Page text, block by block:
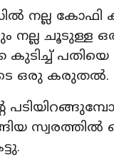
നല്ല കോഫി
നല്ല ചൂടുള്ള
കുടിച്ച്
ഒരു കരുതല്‍.
സ്വരത്തില്‍